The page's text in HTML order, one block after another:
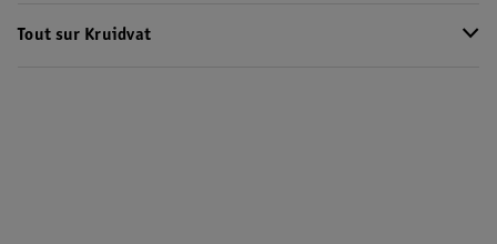
Tout sur Kruidvat